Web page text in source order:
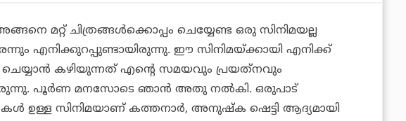
അങ്ങനെ മറ്റ് ചിത്രങ്ങള്‍ക്കൊപ്പം ചെയ്യേണ്ട ഒരു സിനിമയല്ല
എനിക്കുറപ്പുണ്ടായിരുന്നു. ഈ സിനിമയ്ക്കായി എനിക്ക്
ചെയ്യാന്‍ കഴിയുന്നത് എന്റെ സമയവും പ്രയത്‌നവും
പൂര്‍ണ മനസോടെ ഞാന്‍ അതു നല്‍കി. ഒരുപാട്
ഉള്ള സിനിമയാണ് കത്തനാര്‍, അനുഷ്‌ക ഷെട്ടി ആദ്യമായി